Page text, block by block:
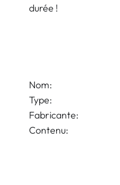
durée !
Nom:
Type:
Fabricante:
Contenu: